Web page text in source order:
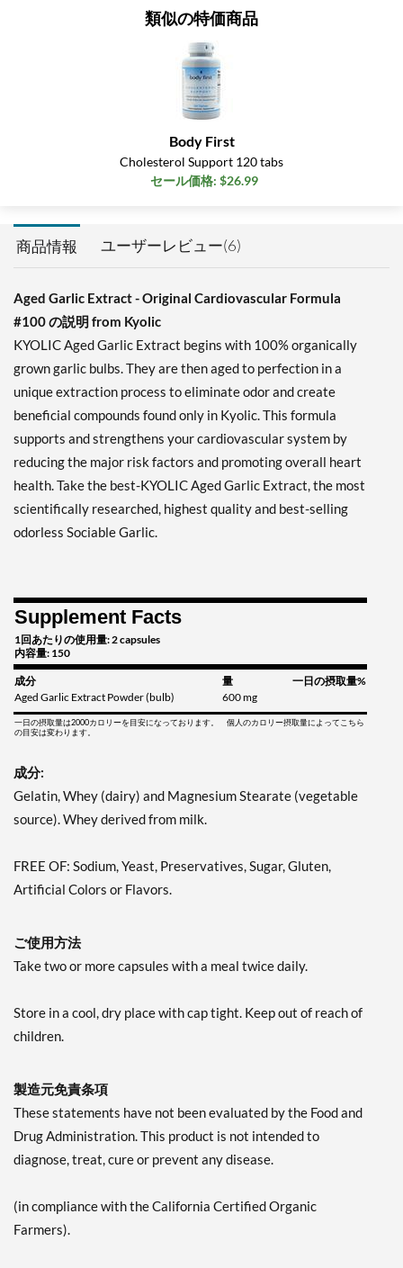
販売価格: $19.99 SALE!
ディスカウント％ 38%
類似の特価商品
Body First
Cholesterol Support 120 tabs
セール価格: $26.99
商品情報 ユーザーレビュー(6)
Aged Garlic Extract - Original Cardiovascular Formula
#100 の説明 from Kyolic
KYOLIC Aged Garlic Extract begins with 100% organically
grown garlic bulbs. They are then aged to perfection in a
unique extraction process to eliminate odor and create
beneficial compounds found only in Kyolic. This formula
supports and strengthens your cardiovascular system by
reducing the major risk factors and promoting overall heart
health. Take the best-KYOLIC Aged Garlic Extract, the most
scientifically researched, highest quality and best-selling
odorless Sociable Garlic.
Supplement Facts
1回あたりの使用量: 2 capsules
内容量: 150
成分 量
一日の摂取量%
Aged Garlic Extract Powder (bulb)
600 mg
一日の摂取量は2000カロリーを目安になっております。 個人のカロリー摂取量によってこちら
の目安は変わります。
成分:
Gelatin, Whey (dairy) and Magnesium Stearate (vegetable
source). Whey derived from milk.
FREE OF: Sodium, Yeast, Preservatives, Sugar, Gluten,
Artificial Colors or Flavors.
ご使用方法
Take two or more capsules with a meal twice daily.
Store in a cool, dry place with cap tight. Keep out of reach of
children.
製造元免責条項
These statements have not been evaluated by the Food and
Drug Administration. This product is not intended to
diagnose, treat, cure or prevent any disease.
(in compliance with the California Certified Organic
Farmers).